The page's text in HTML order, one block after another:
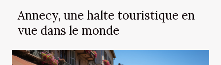
Annecy, une halte touristique en
vue dans le monde